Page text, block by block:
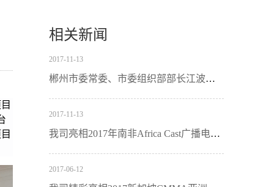
相关新闻
2017-11-13
郴州市委常委、市委组织部部长江波来我司调研：加强基层党组织建设
2017-11-13
我司亮相2017年南非Africa Cast广播电视展
2017-06-12